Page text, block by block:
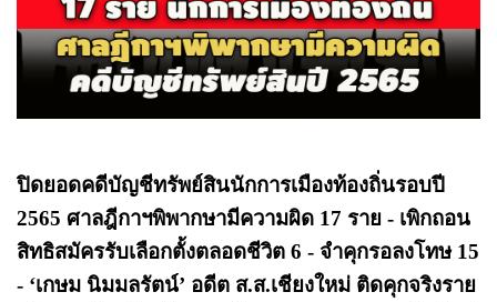
ปิดยอดคดีบัญชีทรัพย์สินนักการเมืองท้องถิ่นรอบปี
2565 ศาลฎีกาฯพิพากษามีความผิด 17 ราย - เพิกถอน
สิทธิสมัครรับเลือกตั้งตลอดชีวิต 6 - จำคุกรอลงโทษ 15
- ‘เกษม นิมมลรัตน์’ อดีต ส.ส.เชียงใหม่ ติดคุกจริงราย